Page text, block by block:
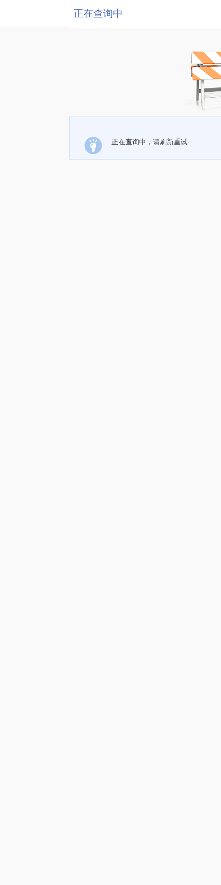
正在查询中
正在查询中，请刷新重试